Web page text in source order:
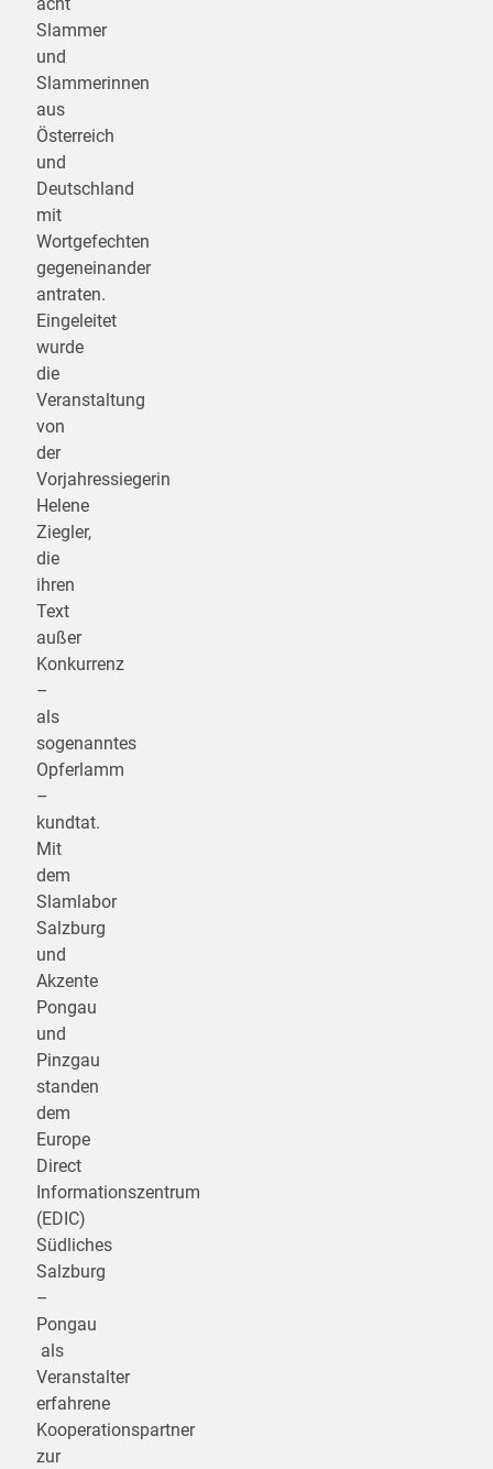
Slammer
und
Slammerinnen
aus
Österreich
und
Deutschland
mit
Wortgefechten
gegeneinander
antraten.
Eingeleitet
wurde
die
Veranstaltung
von
der
Vorjahressiegerin
Helene
Ziegler,
die
ihren
Text
außer
Konkurrenz
–
als
sogenanntes
Opferlamm
–
kundtat.
Mit
dem
Slamlabor
Salzburg
und
Akzente
Pongau
und
Pinzgau
standen
dem
Europe
Direct
Informationszentrum
(EDIC)
Südliches
Salzburg
–
Pongau
als
Veranstalter
erfahrene
Kooperationspartner
zur